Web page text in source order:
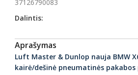
37126790083
Dalintis:
Aprašymas
Luft Master & Dunlop nauja BMW
kairė/dešinė pneumatinės pakabos